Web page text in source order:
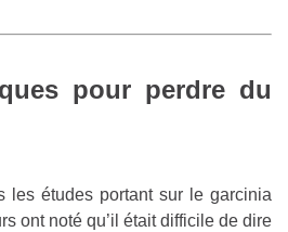
pour perdre du
les études portant sur le garcinia
ont noté qu’il était difficile de dire